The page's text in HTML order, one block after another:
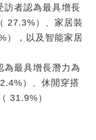
訪者認為最具增長
27.3%）、家居裝
），以及智能家居
為最具增長潛力為
）、休閒穿搭
31.9%）